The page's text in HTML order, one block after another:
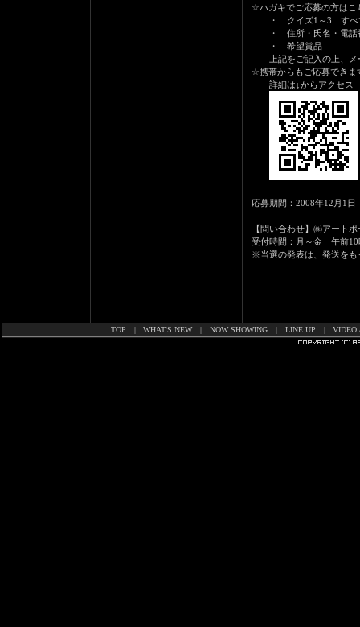
☆ハガキでご応募の方は
・ クイズ1～3 すべ
・ 住所・氏名・電話
・ 希望賞品
上記をご記入の上、メ
☆携帯からもご応募できま
詳細は↓からアクセス
応募期間：2008年12月1
【問い合わせ】㈱アート
受付時間：月～金 午前10
※当選の発表は、発送をも
TOP WHAT'S NEW| NOW SHOWING| LINE UP VIDEO